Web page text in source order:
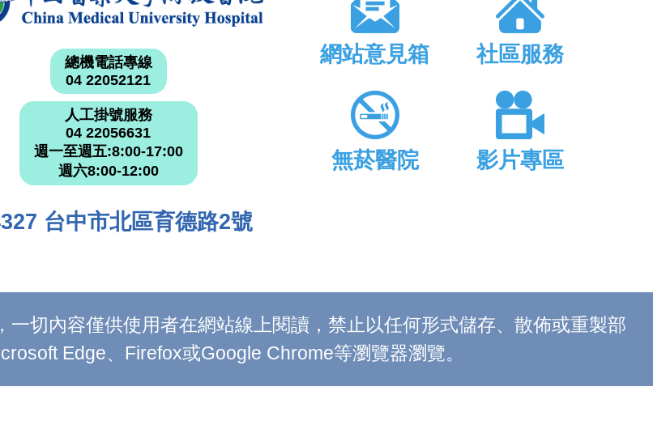
總機電話專線
04 22052121
人工掛號服務
04 22056631
週一至週五:8:00-17:00
週六8:00-12:00
台中市北區育德路2號
網站意見箱 社區服務
無菸醫院 影片專區
切內容僅供使用者在網站線上閱讀，禁止以任何形式儲存、散佈或重製部
Edge、Firefox或Google Chrome等瀏覽器瀏覽。